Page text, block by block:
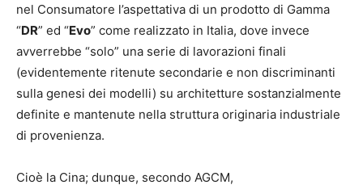
nel Consumatore l’aspettativa di un prodotto di Gamma
“DR” ed “Evo” come realizzato in Italia, dove invece
avverrebbe “solo” una serie di lavorazioni finali
(evidentemente ritenute secondarie e non discriminanti
sulla genesi dei modelli) su architetture sostanzialmente
definite e mantenute nella struttura originaria industriale
di provenienza.
Cioè la Cina; dunque, secondo AGCM,